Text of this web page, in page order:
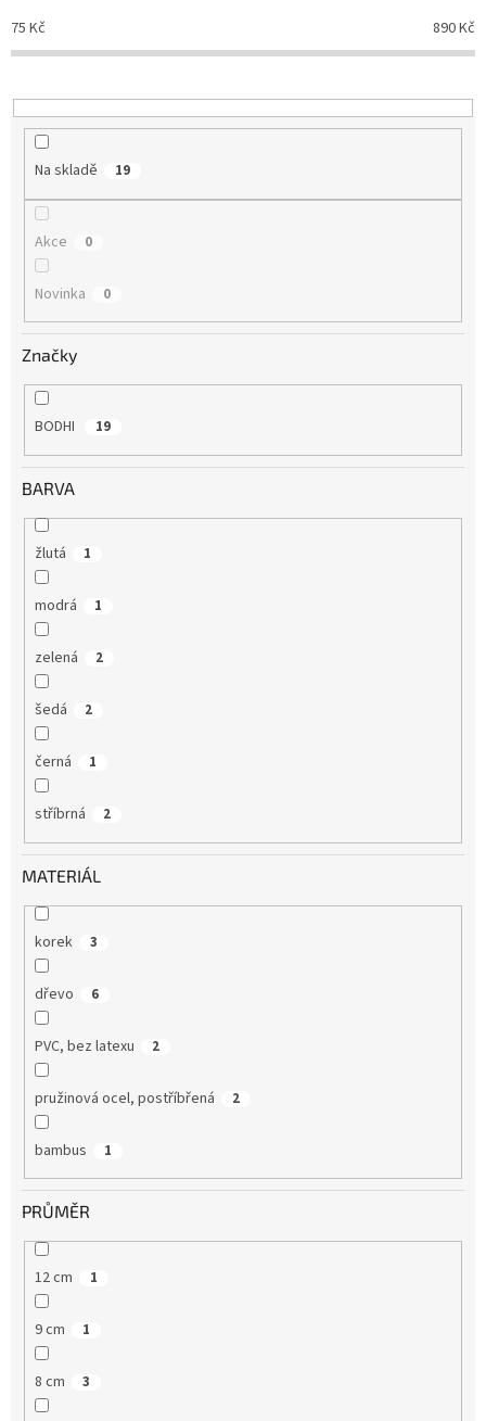
o
d
k
t
75 Kč 890Kč
Na skladě 19
Akce 0
Novinka 0
Značky
BODHI 19
BARVA
žlutá 1
modrá 1
zelená 2
šedá 2
černá 1
stříbrná 2
MATERIÁL
korek 3
dřevo 6
PVC, bez latexu 2
pružinová ocel, postříbřená 2
bambus 1
PRŮMĚR
12 cm 1
9 cm 1
8 cm 3